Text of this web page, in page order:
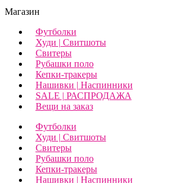
Магазин
Футболки
Худи | Свитшоты
Свитеры
Рубашки поло
Кепки-тракеры
Нашивки | Наспинники
SALE | РАСПРОДАЖА
Вещи на заказ
Футболки
Худи | Свитшоты
Свитеры
Рубашки поло
Кепки-тракеры
Нашивки | Наспинники